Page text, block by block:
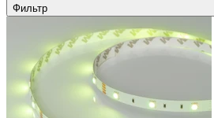
Фильтр